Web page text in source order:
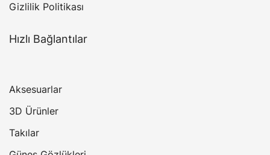
Gizlilik Politikası
Hızlı Bağlantılar
Aksesuarlar
3D Ürünler
Takılar